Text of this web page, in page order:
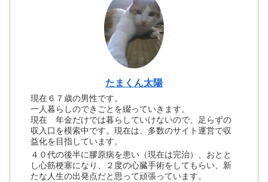
たまくん太陽
現在６７歳の男性です。
一人暮らしのできごとを綴っていきます。
現在 年金だけでは暮らしていけないので、足らずの
収入口を模索中です。現在は、多数のサイト運営で収
益化を目指しています。
４０代の後半に膠原病を患い（現在は完治）、おとと
し心筋梗塞になり、２度の心臓手術をしてもらい、新
たな人生の出発点だと思って頑張っています。